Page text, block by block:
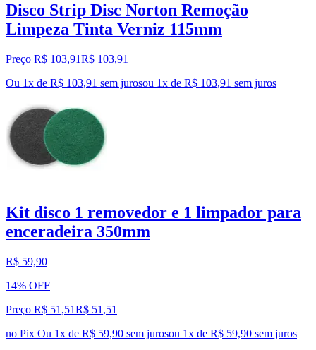
Disco Strip Disc Norton Remoção
Limpeza Tinta Verniz 115mm
Preço R$ 103,91R$ 103,91
Ou 1x de R$ 103,91 sem jurosou 1x de R$ 103,91 sem juros
Kit disco 1 removedor e 1 limpador para
enceradeira 350mm
R$ 59,90
14% OFF
Preço R$ 51,51R$ 51 ,51
no Pix Ou 1x de R$ 59,90 sem jurosou 1x de R$ 59,90 sem juros